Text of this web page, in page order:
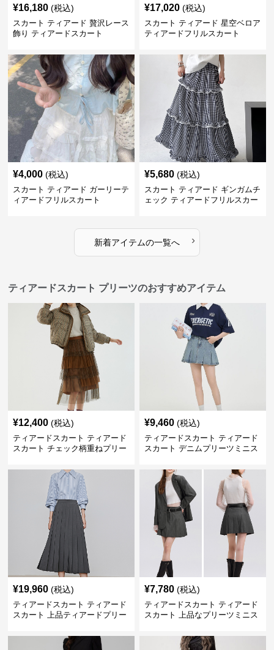
¥16,180 (税込)
スカート ティアード 贅沢レース
飾り ティアードスカート
¥17,020 (税込)
スカート ティアード 星空ベロア
ティアードフリルスカート
¥4,000 (税込)
スカート ティアード ガーリーテ
ィアードフリルスカート
¥5,680 (税込)
スカート ティアード ギンガムチ
ェック ティアードフリルスカー
新着アイテムの一覧へ ›
ティアードスカート プリーツのおすすめアイテム
¥12,400 (税込)
ティアードスカート ティアード
スカート チェック柄重ねプリー
¥9,460 (税込)
ティアードスカート ティアード
スカート デニムプリーツミニス
¥19,960 (税込)
ティアードスカート ティアード
スカート 上品ティアードプリー
¥7,780 (税込)
ティアードスカート ティアード
スカート 上品なプリーツミニス